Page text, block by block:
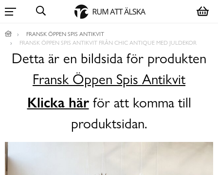
FRANSK ÖPPEN SPIS ANTIKVIT
FRANSK ÖPPEN SPIS ANTIKVIT FRÅN CHIC ANTIQUE MED JULDEKOR
Detta är en bildsida för produkten
Fransk Öppen Spis Antikvit
Klicka härför att komma till
produktsidan.